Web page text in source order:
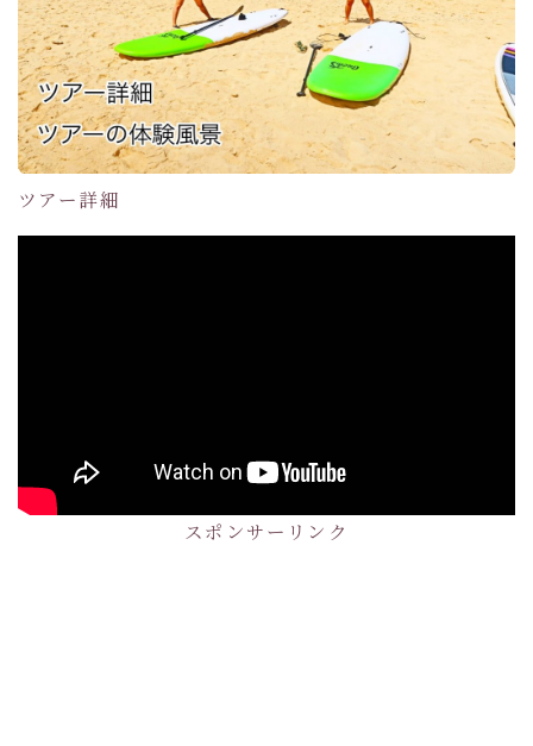
ツアー詳細
スポンサーリンク